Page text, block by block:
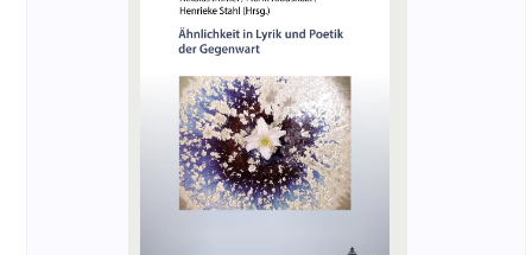
Veranstaltungsarchiv
Publikationen
Buch-Publikationen
Gesamtverzeichnis der
Kollegpublikationen